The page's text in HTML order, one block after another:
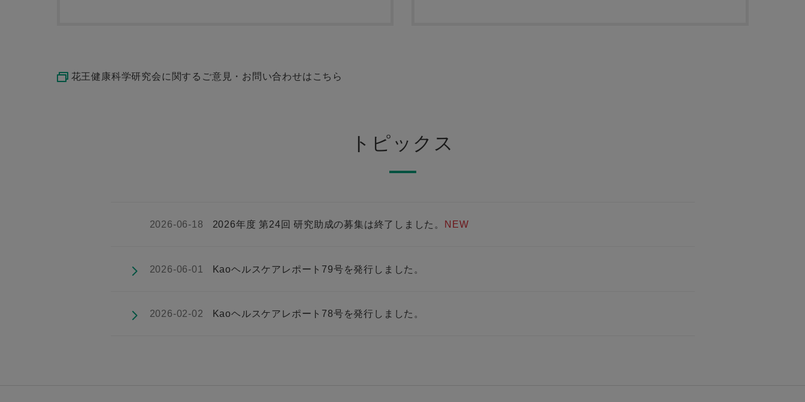
花王健康科学研究会に関するご意見・お問い合わせはこちら
トピックス
2026-06-18 2026年度 第24回 研究助成の募集は終了しました。 NEW
2026-06-01 Kaoヘルスケアレポート79号を発行しました。
2026-02-02 Kaoヘルスケアレポート78号を発行しました。